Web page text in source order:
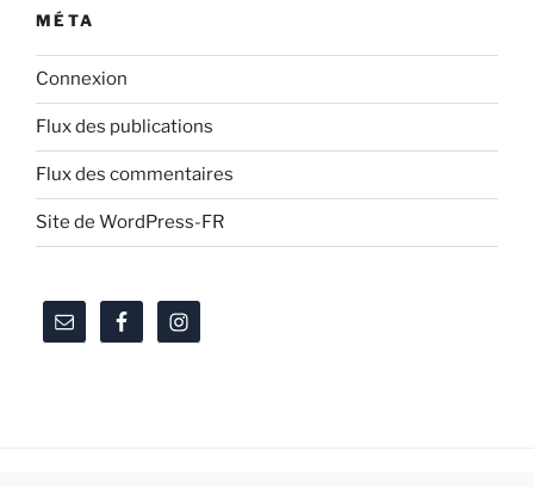
MÉTA
Connexion
Flux des publications
Flux des commentaires
Site de WordPress-FR